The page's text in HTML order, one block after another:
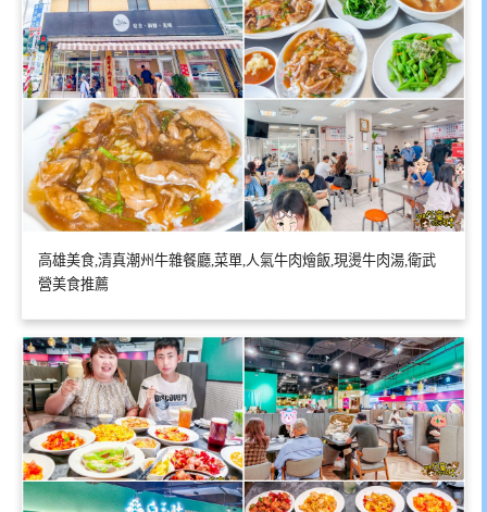
高雄美食,清真潮州牛雜餐廳,菜單,人氣牛肉燴飯,現燙牛肉湯,衛武
營美食推薦